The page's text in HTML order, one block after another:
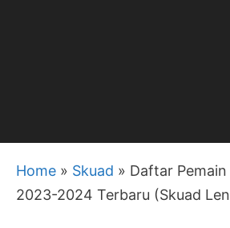
Home » Skuad » Daftar Pemain
2023-2024 Terbaru (Skuad